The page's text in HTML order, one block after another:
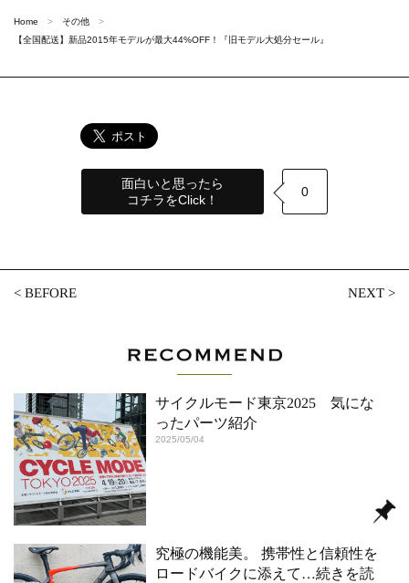
Home
その他
【全国配送】新品2015年モデルが最大44%OFF！『旧モデル大処分セール』
面白いと思ったら
コチラをClick！
0
<BEFORE NEXT>
サイクルモード東京2025 気にな
ったパーツ紹介
2025/05/04
究極の機能美。 携帯性と信頼性を
ロードバイクに添えて…続きを読